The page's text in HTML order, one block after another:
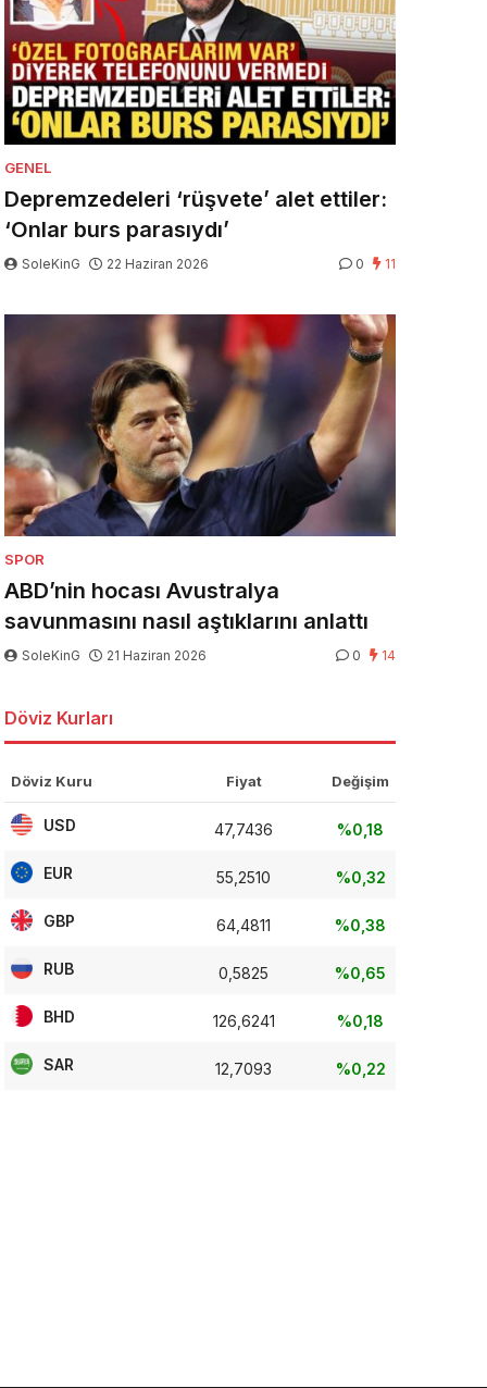
GENEL
Depremzedeleri ‘rüşvete’ alet ettiler:
‘Onlar burs parasıydı’
SoleKinG 22 Haziran 2026 0 11
SPOR
ABD’nin hocası Avustralya
savunmasını nasıl aştıklarını anlattı
SoleKinG 21 Haziran 2026 0 14
Döviz Kurları
Döviz Kuru Fiyat Değişim
USD 47,7436 %0,18
EUR 55,2510 %0,32
GBP 64,4811 %0,38
RUB 0,5825 %0,65
BHD 126,6241 %0,18
SAR 12,7093 %0,22